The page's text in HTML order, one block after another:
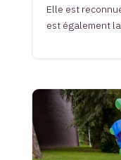
Elle est
est également